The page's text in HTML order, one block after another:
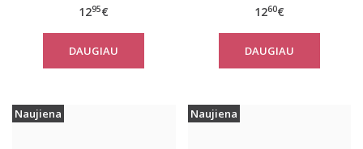
1295€
DAUGIAU
1260€
DAUGIAU
Naujiena Naujiena